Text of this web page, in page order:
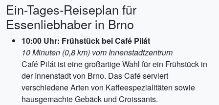
Ein-Tages-Reiseplan für
Essenliebhaber in Brno
10:00 Uhr: Frühstück bei Café Pilát
10 Minuten (0,8 km) vom Innenstadtzentrum
Café Pilát ist eine großartige Wahl für ein Frühstück in
der Innenstadt von Brno. Das Café serviert
verschiedene Arten von Kaffeespezialitäten sowie
hausgemachte Gebäck und Croissants.